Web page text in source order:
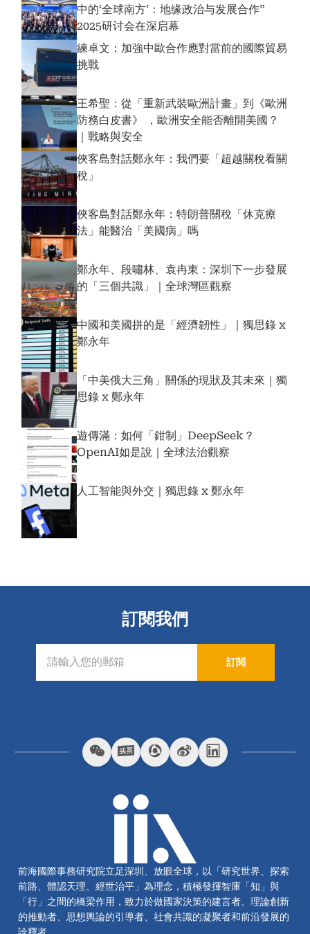
中的‘全球南方’：地缘政治与发展合作”
2025研讨会在深启幕
練卓文：加強中歐合作應對當前的國際貿易
挑戰
王希聖：從「重新武裝歐洲計畫」到《歐洲
防務白皮書》 ，歐洲安全能否離開美國？
｜戰略與安全
俠客島對話鄭永年：我們要「超越關稅看關
稅」
俠客島對話鄭永年：特朗普關稅「休克療
法」能醫治「美國病」嗎
鄭永年、段嘯林、袁冉東：深圳下一步發展
的「三個共識」｜全球灣區觀察
中國和美國拼的是「經濟韌性」｜獨思錄 x
鄭永年
「中美俄大三角」關係的現狀及其未來｜獨
思錄 x 鄭永年
遊傳滿：如何「鉗制」DeepSeek？
OpenAI如是說｜全球法治觀察
人工智能與外交｜獨思錄 x 鄭永年
訂閱我們
訂閱
前海國際事務研究院立足深圳、放眼全球，以「研究世界、探索
前路、體認天理、經世治平」為理念，積極發揮智庫「知」與
「行」之間的橋梁作用，致力於做國家決策的建言者、理論創新
的推動者、思想輿論的引導者、社會共識的凝聚者和前沿發展的